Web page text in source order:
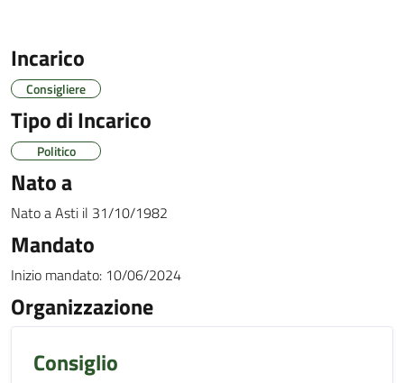
Incarico
Consigliere
Tipo di Incarico
Politico
Nato a
Nato aAsti il 31/10/1982
Mandato
Inizio mandato: 10/06/2024
Organizzazione
Consiglio